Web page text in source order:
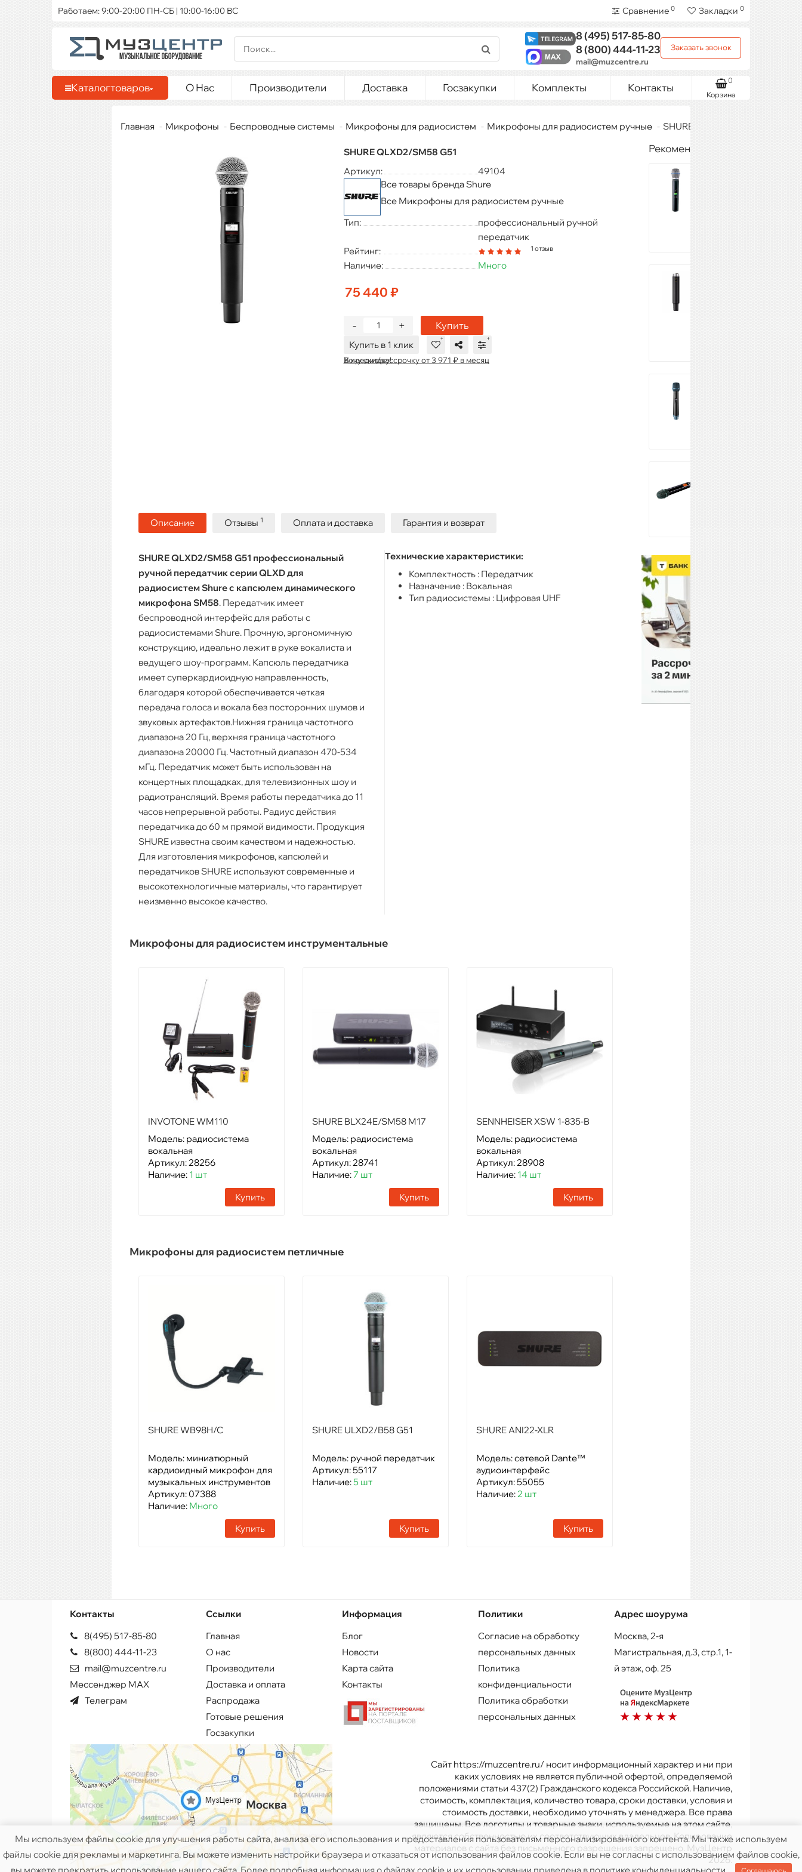
Работаем: 9:00-20:00 ПН-СБ | 10:00-16:00 ВС Сравнение 0 Закладки 0
8 (495)517-85-80
8 (800)444-11-23
mail@muzcentre.ru
Заказать звонок
Каталогтоваров О Нас Производители Доставка Госзакупки Комплекты Контакты
Корзина
0
Главная Микрофоны Беспроводные системы Микрофоны для радиосистем Микрофоны для радиосистем ручные SHURE QLXD2/SM58 G51
SHURE QLXD2/SM58 G51
Артикул:
49104
Все товары бренда Shure
Все Микрофоны для радиосистем ручные
Тип:
профессиональный ручной
передатчик
Рейтинг:
1 отзыв
Наличие: Много
75 440 ₽
+
- Купить
Купить в 1 клик
В кредит/рассрочку от 3 971 ₽ в месяц
Хочу скидку!
Описание Отзывы 1 Оплата и доставка Гарантия и возврат
SHURE QLXD2/SM58 G51 профессиональный
ручной передатчик серии QLXD для
радиосистем Shure с капсюлем динамического
микрофона SM58. Передатчик имеет
беспроводной интерфейс для работы с
радиосистемами Shure. Прочную, эргономичную
конструкцию, идеально лежит в руке вокалиста и
ведущего шоу-программ. Капсюль передатчика
имеет суперкардиоидную направленность,
благодаря которой обеспечивается четкая
передача голоса и вокала без посторонних шумов и
звуковых артефактов.Нижняя граница частотного
диапазона 20 Гц, верхняя граница частотного
диапазона 20000 Гц. Частотный диапазон 470-534
мГц. Передатчик может быть использован на
концертных площадках, для телевизионных шоу и
радиотрансляций. Время работы передатчика до 11
часов непрерывной работы. Радиус действия
передатчика до 60 м прямой видимости. Продукция
SHURE известна своим качеством и надежностью.
Для изготовления микрофонов, капсюлей и
передатчиков SHURE используют современные и
высокотехнологичные материалы, что гарантирует
неизменно высокое качество.
Технические характеристики:
Комплектность : Передатчик
Назначение : Вокальная
Тип радиосистемы : Цифровая UHF
Микрофоны для радиосистем инструментальные
INVOTONE WM110
Модель: радиосистема
вокальная
Артикул: 28256
Наличие: 1 шт
Купить
SHURE BLX24E/SM58 M17
Модель: радиосистема
вокальная
Артикул: 28741
Наличие:7 шт
Купить
SENNHEISER XSW 1-835-B
Модель: радиосистема
вокальная
Артикул: 28908
Наличие: 14 шт
Купить
Микрофоны для радиосистем петличные
SHURE WB98H/C
Модель: миниатюрный
кардиоидный микрофон для
музыкальных инструментов
Артикул: 07388
Наличие: Много
Купить
SHURE ULXD2/B58 G51
Модель: ручной передатчик
Артикул: 55117
Наличие:5 шт
Купить
SHURE ANI22-XLR
Модель: сетевой Dante™
аудиоинтерфейс
Артикул: 55055
Наличие:2 шт
Купить
Рекомендуемые товары
Контакты
8(495) 517-85-80
8(800) 444-11-23
mail@muzcentre.ru
Мессенджер MAX
Телеграм
Ссылки
Главная
О нас
Производители
Доставка и оплата
Распродажа
Готовые решения
Госзакупки
Информация
Блог
Новости
Карта сайта
Контакты
Политики
Согласие на обработку
персональных данных
Политика
конфиденциальности
Политика обработки
персональных данных
Адрес шоурума
Москва, 2-я
Магистральная, д.3, стр.1, 1-
й этаж, оф. 25
Сайт https://muzcentre.ru/ носит информационный характер и ни при
каких условиях не является публичной офертой, определяемой
положениями статьи 437(2) Гражданского кодекса Российской. Наличие,
стоимость, комплектация, количество товара, сроки доставки, условия и
стоимость доставки, необходимо уточнять у менеджера. Все права
защищены. Все логотипы и товарные знаки, используемые на этом сайте,
являются собственностью их соответствующих владельцев. Копирование
материалов с сайта без письменного разрешения запрещено. МузЦентр
2026.
Мы используем файлы cookie для улучшения работы сайта, анализа его использования и предоставления пользователям персонализированного контента. Мы также используем
файлы cookie для рекламы и маркетинга. Вы можете изменить настройки браузера и отказаться от использования файлов cookie. Если вы не согласны с использованием файлов cookie,